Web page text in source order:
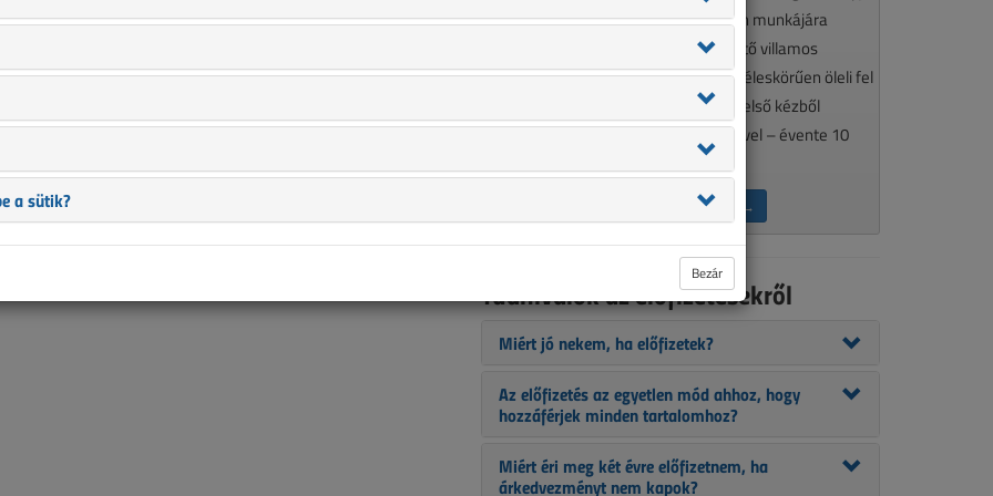
is?
nélkülözhetetlen olvasmánya minden munkájára
igényes, a szakma aktualitásait követő villamos
szakembereknek. A VL tematikája széleskörűen öleli fel
a szakmánkat érintő kérdéseket, így első kézből
tájékozódhat szakcikkeink segítségével – évente 10
ÉRDEKEL AZ ELŐFIZETÉS →
Tudnivalók az előfizetésekről
Miért jó nekem, ha előfizetek?
Az előfizetés az egyetlen mód ahhoz, hogy
hozzáférjek minden tartalomhoz?
Miért éri meg két évre előfizetnem, ha
árkedvezményt nem kapok?
a sütik?
Bezár